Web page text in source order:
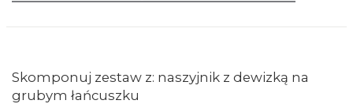
Skomponuj zestaw z: naszyjnik z dewizką na
grubym łańcuszku